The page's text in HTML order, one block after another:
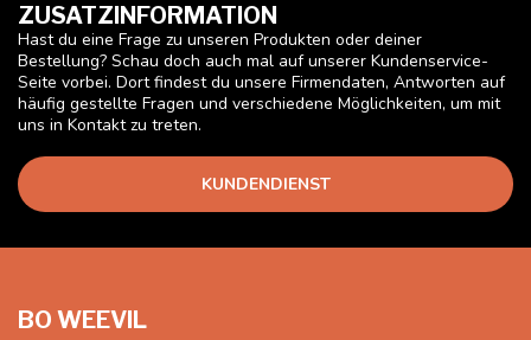
ZUSATZINFORMATION
Hast du eine Frage zu unseren Produkten oder deiner
Bestellung? Schau doch auch mal auf unserer Kundenservice-
Seite vorbei. Dort findest du unsere Firmendaten, Antworten auf
häufig gestellte Fragen und verschiedene Möglichkeiten, um mit
uns in Kontakt zu treten.
KUNDENDIENST
BO WEEVIL